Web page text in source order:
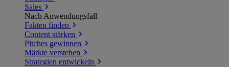
Sales
Nach Anwendungsfall
Fakten finden
Content stärken
Pitches gewinnen
Märkte verstehen
Strategien entwickeln